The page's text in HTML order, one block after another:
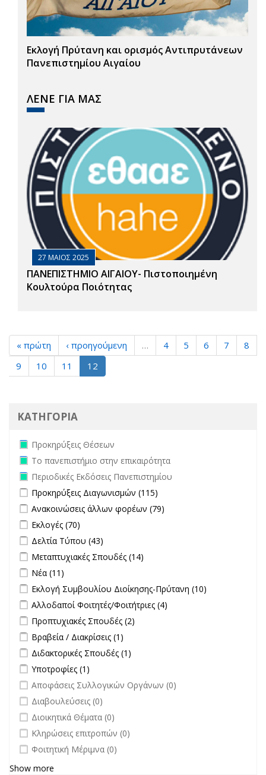
Εκλογή Πρύτανη και ορισμός Αντιπρυτάνεων
Πανεπιστημίου Αιγαίου
ΛΕΝΕ ΓΙΑ ΜΑΣ
27 ΜΑΙΟΣ 2025
ΠΑΝΕΠΙΣΤΗΜΙΟ ΑΙΓΑΙΟΥ- Πιστοποιημένη
Κουλτούρα Ποιότητας
« πρώτη ‹ προηγούμενη … 4 5 6 7
8
9
10 11 12
ΚΑΤΗΓΟΡΙΑ
Remove Προκηρύξεις Θέσεων filter
Προκηρύξεις Θέσεων
Remove Το πανεπιστήμιο στην επικαιρότητα filter
Το πανεπιστήμιο στην επικαιρότητα
Remove Περιοδικές Εκδόσεις Πανεπιστημίου filter
Περιοδικές Εκδόσεις Πανεπιστημίου
Apply Προκηρύξεις Διαγωνισμών filter
Προκηρύξεις Διαγωνισμών (115)
Apply Ανακοινώσεις άλλων φορέων filter
Ανακοινώσεις άλλων φορέων (79)
Apply Εκλογές filter
Εκλογές (70)
Apply Δελτία Τύπου filter
Δελτία Τύπου (43)
Apply Μεταπτυχιακές Σπουδές filter
Μεταπτυχιακές Σπουδές (14)
Apply Νέα filter
Νέα (11)
Apply Εκλογή Συμβουλίου Διοίκησης-Πρύτανη filter
Εκλογή Συμβουλίου Διοίκησης-Πρύτανη (10)
Apply Αλλοδαποί Φοιτητές/Φοιτήτριες filter
Αλλοδαποί Φοιτητές/Φοιτήτριες (4)
Apply Προπτυχιακές Σπουδές filter
Προπτυχιακές Σπουδές (2)
Apply Βραβεία / Διακρίσεις filter
Βραβεία / Διακρίσεις (1)
Apply Διδακτορικές Σπουδές filter
Διδακτορικές Σπουδές (1)
Apply Υποτροφίες filter
Υποτροφίες (1)
undefined
Αποφάσεις Συλλογικών Οργάνων (0)
undefined
Διαβουλεύσεις (0)
undefined
Διοικητικά Θέματα (0)
undefined
Κληρώσεις επιτροπών (0)
undefined
Φοιτητική Μέριμνα (0)
Show more